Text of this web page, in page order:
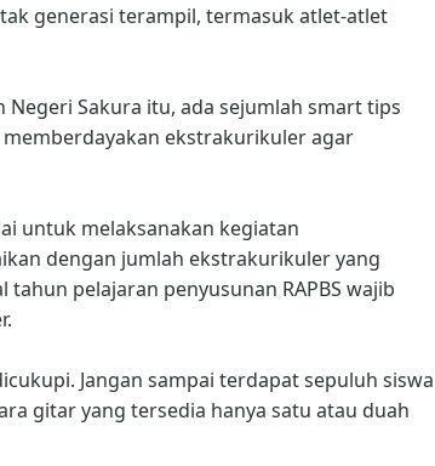
generasi terampil, termasuk atlet-atlet
Sakura itu, ada sejumlah smart tips
ekstrakurikuler agar
untuk melaksanakan kegiatan
dengan jumlah ekstrakurikuler yang
pelajaran penyusunan RAPBS wajib
Jangan sampai terdapat sepuluh siswa
gitar yang tersedia hanya satu atau duah